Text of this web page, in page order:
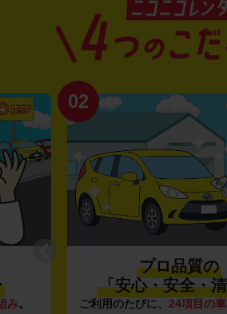
み。
02
プロ品質の
「安心・安全・
ご利用のたびに、 24項目の